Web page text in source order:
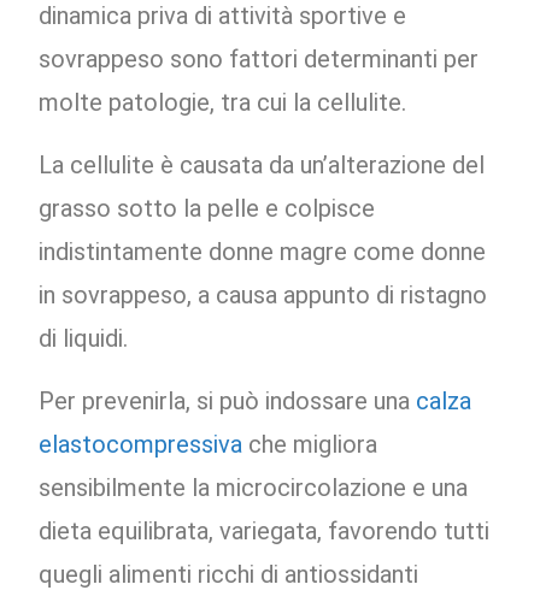
dinamica priva di attività sportive e
sovrappeso sono fattori determinanti per
molte patologie, tra cui la cellulite.
La cellulite è causata da un’alterazione del
grasso sotto la pelle e colpisce
indistintamente donne magre come donne
in sovrappeso, a causa appunto di ristagno
di liquidi.
Per prevenirla, si può indossare una calza
elastocompressiva che migliora
sensibilmente la microcircolazione e una
dieta equilibrata, variegata, favorendo tutti
quegli alimenti ricchi di antiossidanti